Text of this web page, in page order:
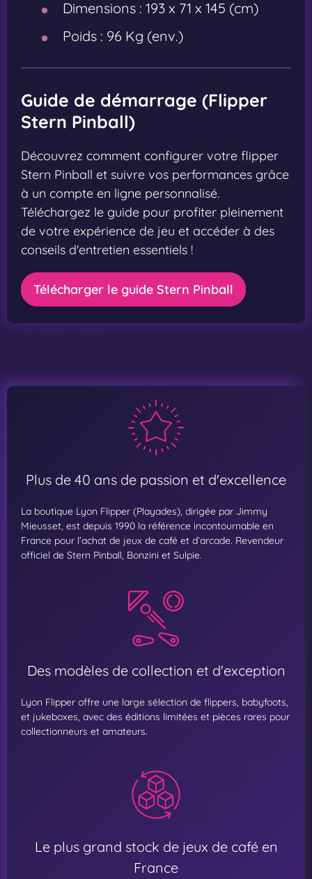
Dimensions : 193 x 71 x 145 (cm)
Poids : 96 Kg (env.)
Guide de démarrage (Flipper
Stern Pinball)
Découvrez comment configurer votre flipper
Stern Pinball et suivre vos performances grâce
à un compte en ligne personnalisé.
Téléchargez le guide pour profiter pleinement
de votre expérience de jeu et accéder à des
conseils d'entretien essentiels !
Télécharger le guide Stern Pinball
Plus de 40 ans de passion et d'excellence
La boutique Lyon Flipper (Playades), dirigée par Jimmy
Mieusset, est depuis 1990 la référence incontournable en
France pour l’achat de jeux de café et d’arcade. Revendeur
officiel de Stern Pinball, Bonzini et Sulpie.
Des modèles de collection et d'exception
Lyon Flipper offre une large sélection de flippers, babyfoots,
et jukeboxes, avec des éditions limitées et pièces rares pour
collectionneurs et amateurs.
Le plus grand stock de jeux de café en
France